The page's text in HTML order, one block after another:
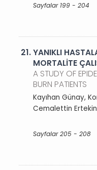
Sayfalar 199 - 204
21.YANIKLI
MORTALİTE
A STUDY OF
BURN PATIENTS
Kayıhan Günay,
Cemalettin Ertekin
Sayfalar 205 - 208